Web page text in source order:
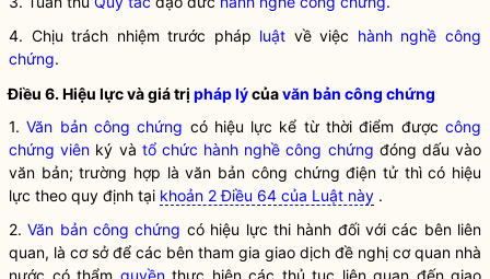
4. Chịu trách nhiệm trước pháp luật về việc hành nghề công
chứng.
Điều 6. Hiệu lực và giá trị pháp lýcủavăn bản công chứng
1.Văn bản công chứng có hiệu lực kể từ thời điểm đượccông
chứng viên ký và tổ chức hành nghề công chứng đóng dấu vào
văn bản; trường hợp làvăn bản công chứng điện tử thì có hiệu
lực theo quy định tại khoản 2 Điều 64 của Luật này .
2.Văn bản công chứng có hiệu lực thi hành đối với các bên liên
quan, là cơ sở để các bên tham gia giao dịch đề nghị cơ quan nhà
nước có thẩm quyềnthực hiện các thủ tục liên quan đến giao